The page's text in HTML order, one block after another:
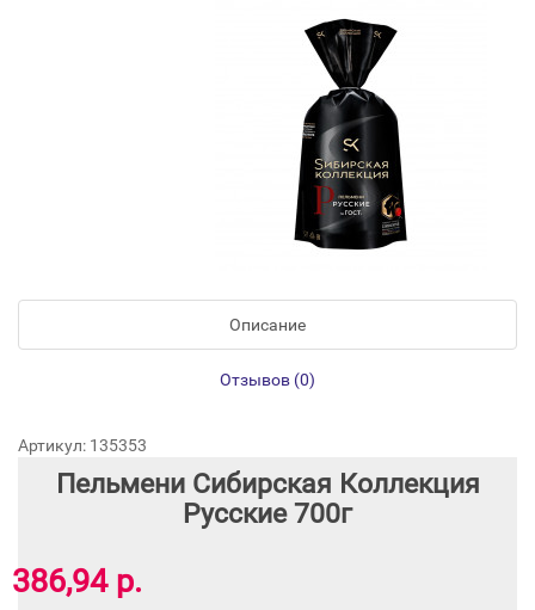
Описание
Отзывов (0)
Артикул: 135353
Пельмени Сибирская Коллекция
Русские 700г
386,94 р.